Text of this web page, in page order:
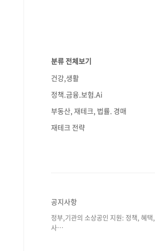
분류 전체보기
건강,생활
정책.금융.보험.Ai
부동산, 재테크, 법률. 경매
재테크 전략
공지사항
정부,기관의 소상공인 지원: 정책, 혜택,
사⋯